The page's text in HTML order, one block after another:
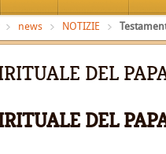
news NOTIZIE
DEL
DEL